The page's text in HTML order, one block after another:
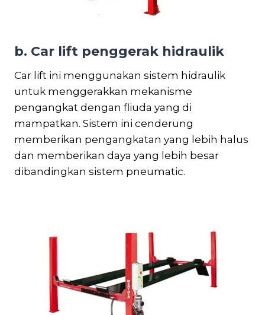
b. Car lift penggerak hidraulik
Car lift ini menggunakan sistem hidraulik
untuk menggerakkan mekanisme
pengangkat dengan fliuda yang di
mampatkan. Sistem ini cenderung
memberikan pengangkatan yang lebih halus
dan memberikan daya yang lebih besar
dibandingkan sistem pneumatic.